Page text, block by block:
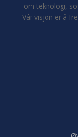
om teknologi,
Vår visjon er å